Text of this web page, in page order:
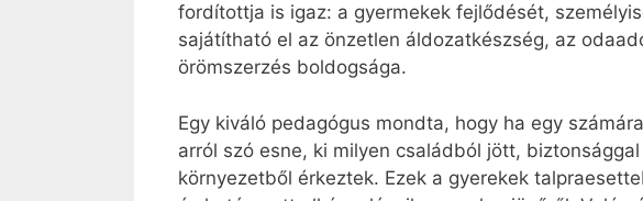
fordítottja is igaz: a gyermekek fejlődését,
sajátítható el az önzetlen áldozatkészség, az
örömszerzés boldogsága.
Egy kiváló pedagógus mondta, hogy ha egy
arról szó esne, ki milyen családból jött,
környezetből érkeztek. Ezek a gyerekek